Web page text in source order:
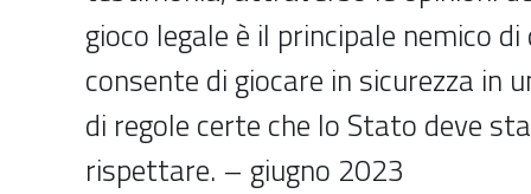
gioco legale è il principale nemico
consente di giocare in sicurezza in
di regole certe che lo Stato deve
rispettare. – giugno 2023